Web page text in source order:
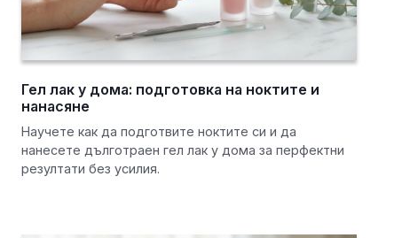
Гел лак у дома: подготовка на ноктите и
нанасяне
Научете как да подготвите ноктите си и да
нанесете дълготраен гел лак у дома за перфектни
резултати без усилия.